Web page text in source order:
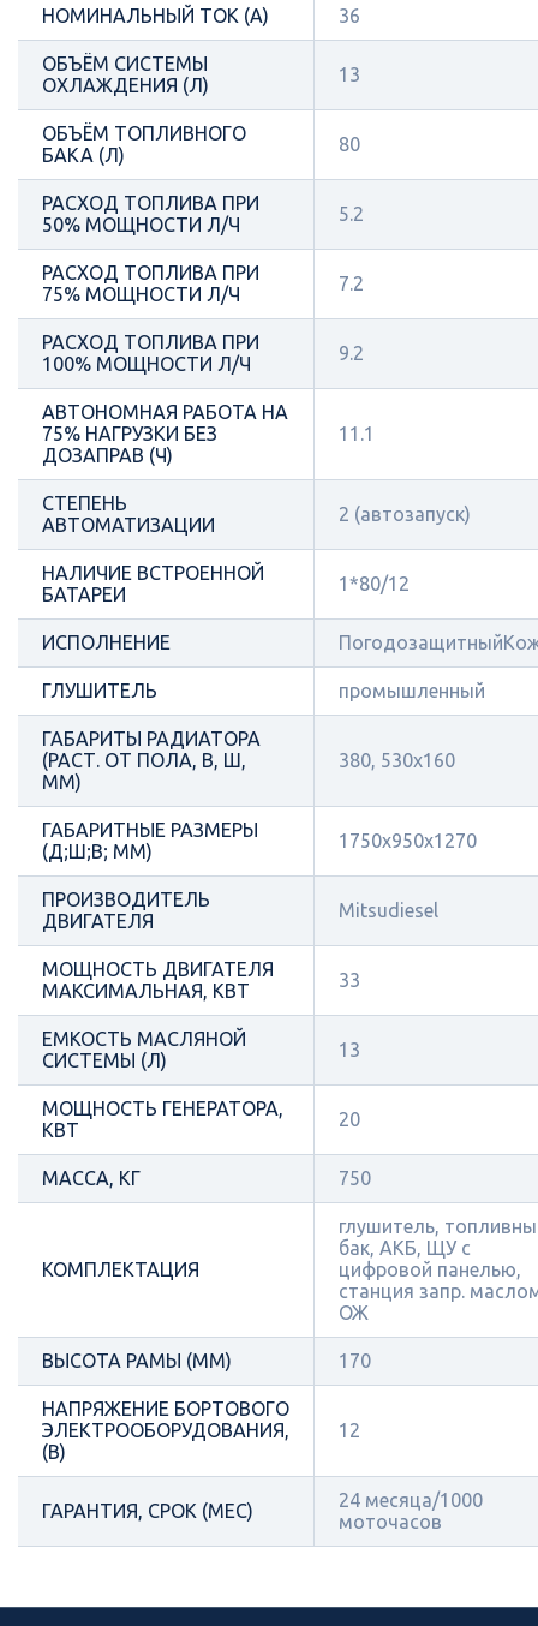
НОМИНАЛЬНЫЙ ТОК (А) 36
ОБЪЁМ СИСТЕМЫ
ОХЛАЖДЕНИЯ (Л)
13
ОБЪЁМ ТОПЛИВНОГО
БАКА (Л)
80
РАСХОД ТОПЛИВА ПРИ
50% МОЩНОСТИ Л/Ч
5.2
РАСХОД ТОПЛИВА ПРИ
75% МОЩНОСТИ Л/Ч
7.2
РАСХОД ТОПЛИВА ПРИ
100% МОЩНОСТИ Л/Ч
9.2
АВТОНОМНАЯ РАБОТА НА
75% НАГРУЗКИ БЕЗ
ДОЗАПРАВ (Ч)
11.1
СТЕПЕНЬ
АВТОМАТИЗАЦИИ
2 (автозапуск)
НАЛИЧИЕ ВСТРОЕННОЙ
БАТАРЕИ
1*80/12
ИСПОЛНЕНИЕ
ГЛУШИТЕЛЬ промышленный
ГАБАРИТЫ РАДИАТОРА
(РАСТ. ОТ ПОЛА, В, Ш,
ММ)
380, 530х160
ГАБАРИТНЫЕ РАЗМЕРЫ
(Д;Ш;В; ММ)
1750х950х1270
ПРОИЗВОДИТЕЛЬ
ДВИГАТЕЛЯ
Mitsudiesel
МОЩНОСТЬ ДВИГАТЕЛЯ
МАКСИМАЛЬНАЯ, КВТ
33
ЕМКОСТЬ МАСЛЯНОЙ
СИСТЕМЫ (Л)
13
МОЩНОСТЬ ГЕНЕРАТОРА,
КВТ
20
МАССА, КГ 750
КОМПЛЕКТАЦИЯ
глушитель,
бак, АКБ, ЩУ с
цифровой панелью,
станция запр.
ОЖ
ВЫСОТА РАМЫ (ММ) 170
НАПРЯЖЕНИЕ БОРТОВОГО
ЭЛЕКТРООБОРУДОВАНИЯ,
(В)
12
ГАРАНТИЯ, СРОК (МЕС)
24 месяца/1000
моточасов